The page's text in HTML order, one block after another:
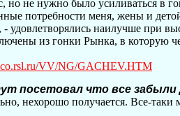
но не нужно было усиливаться в
потребности меня, жены и
- удовлетворялись наилучше при
из гонки Рынка, в которую
VV/NG/GACHEV.HTM
посетовал что все забыли
нехорошо получается. Все-